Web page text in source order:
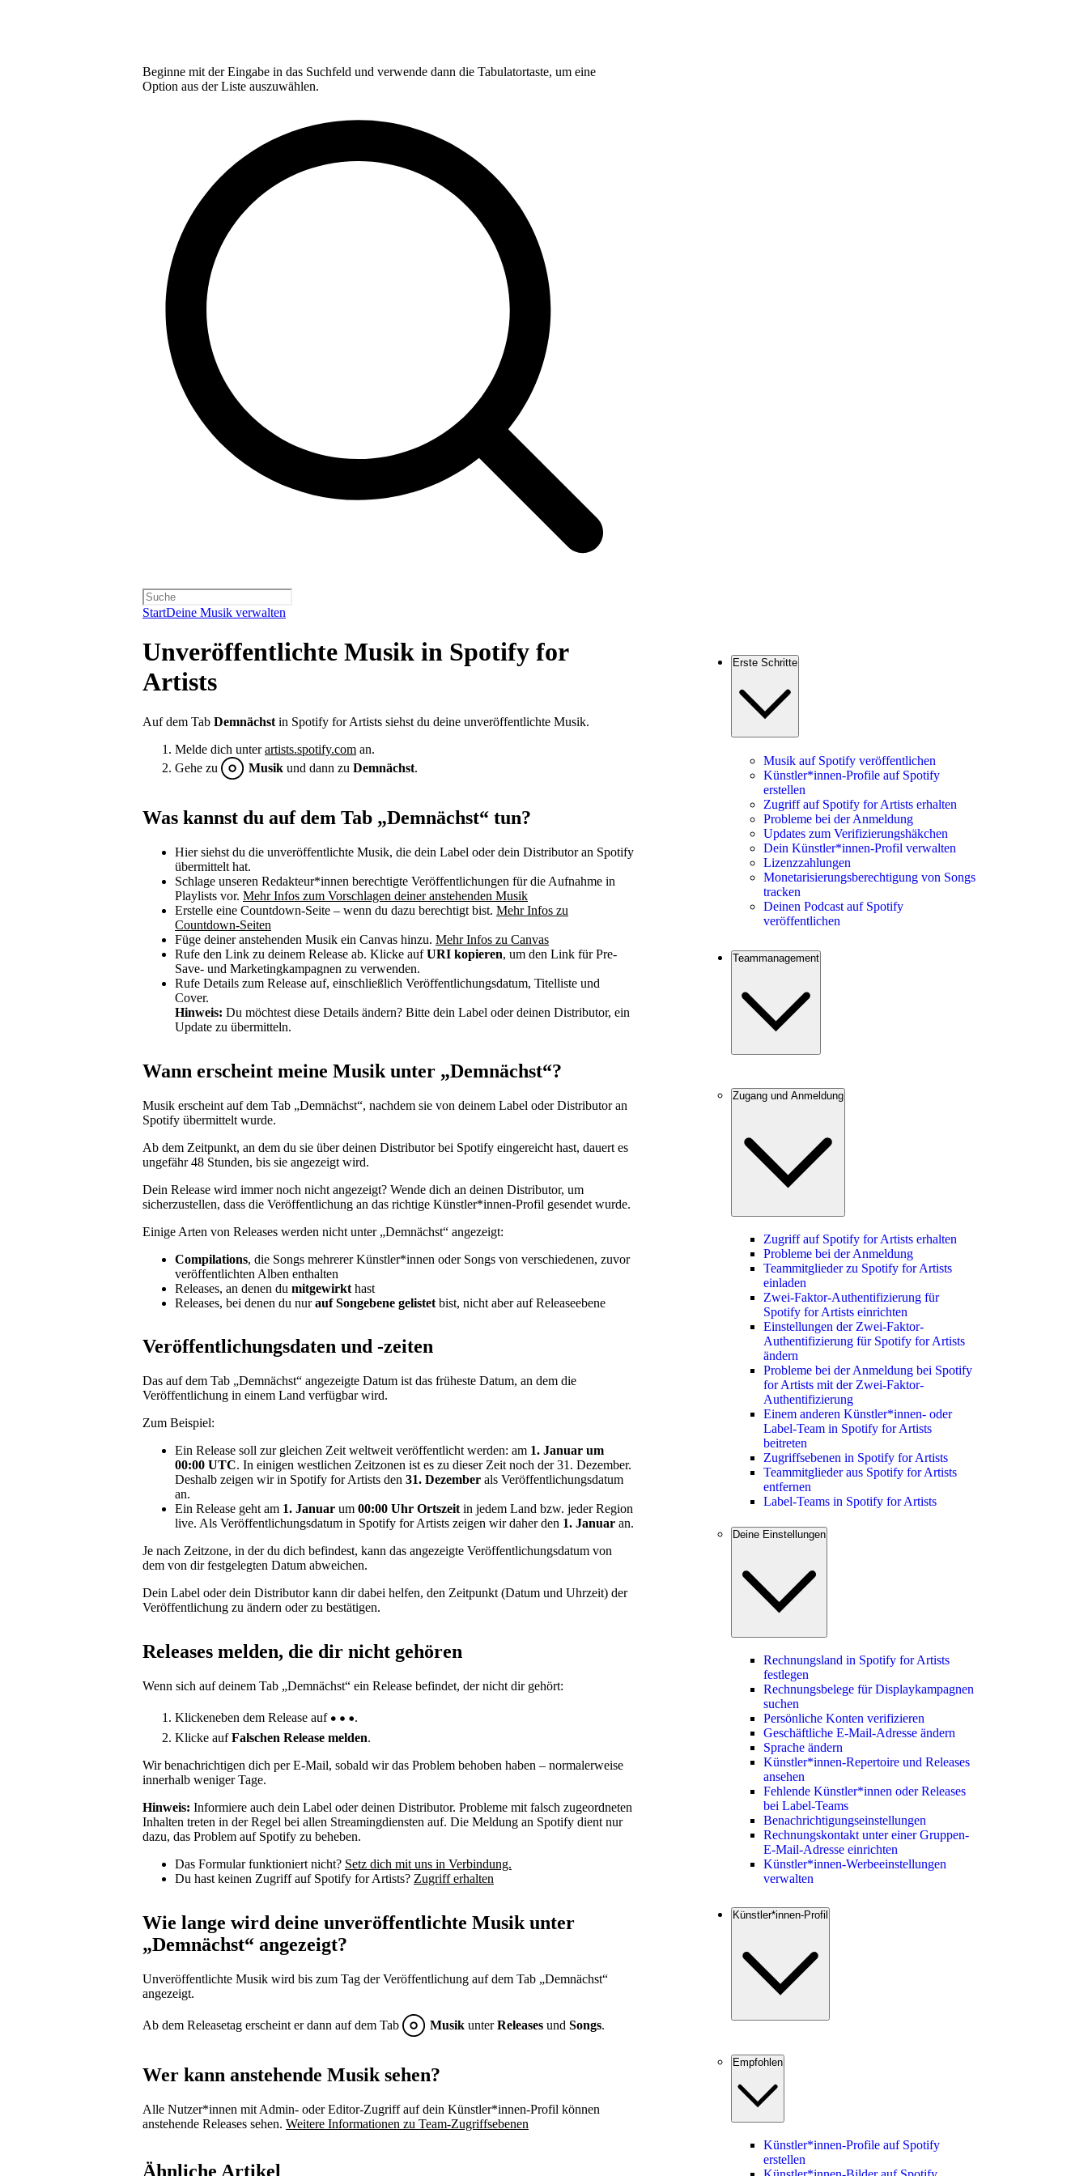
Beginne mit der Eingabe in das Suchfeld und verwende dann die Tabulatortaste, um eine
Option aus der Liste auszuwählen.
StartDeine Musik verwalten
Unveröffentlichte Musik in Spotify for
Artists
Auf dem Tab Demnächst in Spotify for Artists siehst du deine unveröffentlichte Musik.
Melde dich unterartists.spotify.com an.
Gehe zu
Musik und dann zu Demnächst.
Was kannst du auf dem Tab „Demnächst“ tun?
Hier siehst du die unveröffentlichte Musik, die dein Label oder dein Distributor an Spotify
übermittelt hat.
Schlage unseren Redakteur*innen berechtigte Veröffentlichungen für die Aufnahme in
Playlists vor. Mehr Infos zum Vorschlagen deiner anstehenden Musik
Erstelle eine Countdown-Seite – wenn du dazu berechtigt bist. Mehr Infos zu
Countdown-Seiten
Füge deiner anstehenden Musik ein Canvas hinzu. Mehr Infos zu Canvas
Rufe den Link zu deinem Release ab. Klicke aufURI kopieren, um den Link für Pre-
Save- und Marketingkampagnen zu verwenden.
Rufe Details zum Release auf, einschließlich Veröffentlichungsdatum, Titelliste und
Cover.
Hinweis: Du möchtest diese Details ändern? Bitte dein Label oder deinen Distributor, ein
Update zu übermitteln.
Wann erscheint meine Musik unter „Demnächst“?
Musik erscheint auf dem Tab „Demnächst“, nachdem sie von deinem Label oder Distributor an
Spotify übermittelt wurde.
Ab dem Zeitpunkt, an dem du sie über deinen Distributor bei Spotify eingereicht hast, dauert es
ungefähr 48 Stunden, bis sie angezeigt wird.
Dein Release wird immer noch nicht angezeigt? Wende dich an deinen Distributor, um
sicherzustellen, dass die Veröffentlichung an das richtige Künstler*innen-Profil gesendet wurde.
Einige Arten von Releases werden nicht unter „Demnächst“ angezeigt:
Compilations, die Songs mehrerer Künstler*innen oder Songs von verschiedenen, zuvor
veröffentlichten Alben enthalten
Releases, an denen du mitgewirkt hast
Releases, bei denen du nurauf Songebene gelistet bist, nicht aber auf Releaseebene
Veröffentlichungsdaten und -zeiten
Das auf dem Tab „Demnächst“ angezeigte Datum ist das früheste Datum, an dem die
Veröffentlichung in einem Land verfügbar wird.
Zum Beispiel:
Ein Release soll zur gleichen Zeit weltweit veröffentlicht werden: am 1. Januar um
00:00 UTC. In einigen westlichen Zeitzonen ist es zu dieser Zeit noch der 31. Dezember.
Deshalb zeigen wir in Spotify for Artists den 31. Dezember als Veröffentlichungsdatum
an.
Ein Release geht am 1. Januar um 00:00 Uhr Ortszeit in jedem Land bzw. jeder Region
live. Als Veröffentlichungsdatum in Spotify for Artists zeigen wir daher den 1. Januar an.
Je nach Zeitzone, in der du dich befindest, kann das angezeigte Veröffentlichungsdatum von
dem von dir festgelegten Datum abweichen.
Dein Label oder dein Distributor kann dir dabei helfen, den Zeitpunkt (Datum und Uhrzeit) der
Veröffentlichung zu ändern oder zu bestätigen.
Releases melden, die dir nicht gehören
Wenn sich auf deinem Tab „Demnächst“ ein Release befindet, der nicht dir gehört:
Klickeneben dem Release auf
.
Klicke aufFalschen Release melden.
Wir benachrichtigen dich per E-Mail, sobald wir das Problem behoben haben – normalerweise
innerhalb weniger Tage.
Hinweis: Informiere auch dein Label oder deinen Distributor. Probleme mit falsch zugeordneten
Inhalten treten in der Regel bei allen Streamingdiensten auf. Die Meldung an Spotify dient nur
dazu, das Problem auf Spotify zu beheben.
Das Formular funktioniert nicht? Setz dich mit uns in Verbindung.
Du hast keinen Zugriff auf Spotify for Artists? Zugriff erhalten
Wie lange wird deine unveröffentlichte Musik unter
„Demnächst“ angezeigt?
Unveröffentlichte Musik wird bis zum Tag der Veröffentlichung auf dem Tab „Demnächst“
angezeigt.
Ab dem Releasetag erscheint er dann auf dem Tab Musik unterReleases und Songs.
Wer kann anstehende Musik sehen?
Alle Nutzer*innen mit Admin- oder Editor-Zugriff auf dein Künstler*innen-Profil können
anstehende Releases sehen. Weitere Informationen zu Team-Zugriffsebenen
Ähnliche Artikel
Erste Schritte
Musik auf Spotify veröffentlichen
Künstler*innen-Profile auf Spotify
erstellen
Zugriff auf Spotify for Artists erhalten
Probleme bei der Anmeldung
Updates zum Verifizierungshäkchen
Dein Künstler*innen-Profil verwalten
Lizenzzahlungen
Monetarisierungsberechtigung von Songs
tracken
Deinen Podcast auf Spotify
veröffentlichen
Teammanagement
Zugang und Anmeldung
Zugriff auf Spotify for Artists erhalten
Probleme bei der Anmeldung
Teammitglieder zu Spotify for Artists
einladen
Zwei-Faktor-Authentifizierung für
Spotify for Artists einrichten
Einstellungen der Zwei-Faktor-
Authentifizierung für Spotify for Artists
ändern
Probleme bei der Anmeldung bei Spotify
for Artists mit der Zwei-Faktor-
Authentifizierung
Einem anderen Künstler*innen- oder
Label-Team in Spotify for Artists
beitreten
Zugriffsebenen in Spotify for Artists
Teammitglieder aus Spotify for Artists
entfernen
Label-Teams in Spotify for Artists
Deine Einstellungen
Rechnungsland in Spotify for Artists
festlegen
Rechnungsbelege für Displaykampagnen
suchen
Persönliche Konten verifizieren
Geschäftliche E-Mail-Adresse ändern
Sprache ändern
Künstler*innen-Repertoire und Releases
ansehen
Fehlende Künstler*innen oder Releases
bei Label-Teams
Benachrichtigungseinstellungen
Rechnungskontakt unter einer Gruppen-
E-Mail-Adresse einrichten
Künstler*innen-Werbeeinstellungen
verwalten
Künstler*innen-Profil
Empfohlen
Künstler*innen-Profile auf Spotify
erstellen